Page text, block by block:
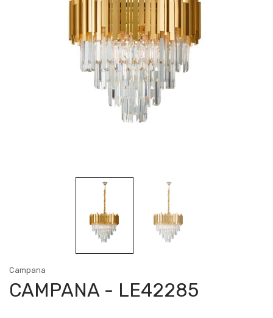
Campana
CAMPANA - LE42285